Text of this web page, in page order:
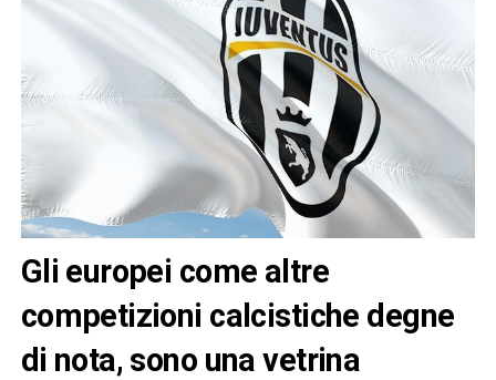
Gli europei come altre
competizioni calcistiche degne
di nota, sono una vetrina